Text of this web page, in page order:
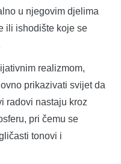
u njegovim djelima
ili ishodište koje se
realizmom,
prikazivati svijet da
radovi nastaju kroz
pri čemu se
tonovi i